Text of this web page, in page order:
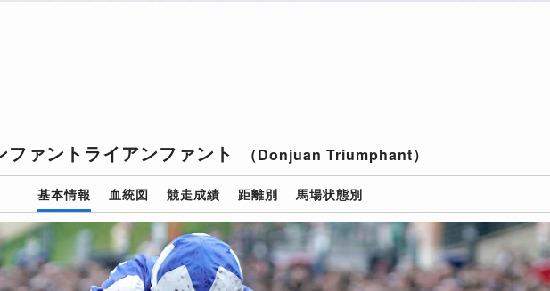
ファントライアンファント （Donjuan Triumphant）
基本情報 血統図 競走成績 距離別 馬場状態別